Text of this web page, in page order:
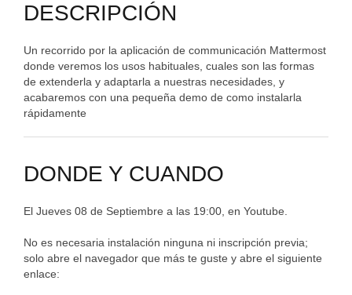
DESCRIPCIÓN
Un recorrido por la aplicación de communicación Mattermost
donde veremos los usos habituales, cuales son las formas
de extenderla y adaptarla a nuestras necesidades, y
acabaremos con una pequeña demo de como instalarla
rápidamente
DONDE Y CUANDO
El Jueves 08 de Septiembre a las 19:00, en Youtube.
No es necesaria instalación ninguna ni inscripción previa;
solo abre el navegador que más te guste y abre el siguiente
enlace: